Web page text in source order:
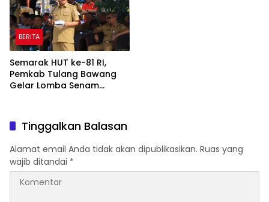
BERITA
Semarak HUT ke-81 RI,
Pemkab Tulang Bawang
Gelar Lomba Senam
Tinggalkan Balasan
Alamat email Anda tidak akan dipublikasikan. Ruas yang
wajib ditandai *